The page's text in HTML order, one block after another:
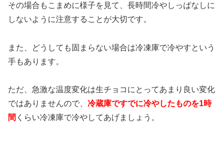
その場合もこまめに様子を見て、長時間冷やしっぱなしに
しないように注意することが大切です。
また、どうしても固まらない場合は冷凍庫で冷やすという
手もあります。
ただ、急激な温度変化は生チョコにとってあまり良い変化
ではありませんので、 冷蔵庫ですでに冷やしたものを1時
間 くらい冷凍庫で冷やしてあげましょう。